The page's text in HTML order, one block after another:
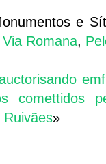
e
Romana,
comettidos
Ruivães»